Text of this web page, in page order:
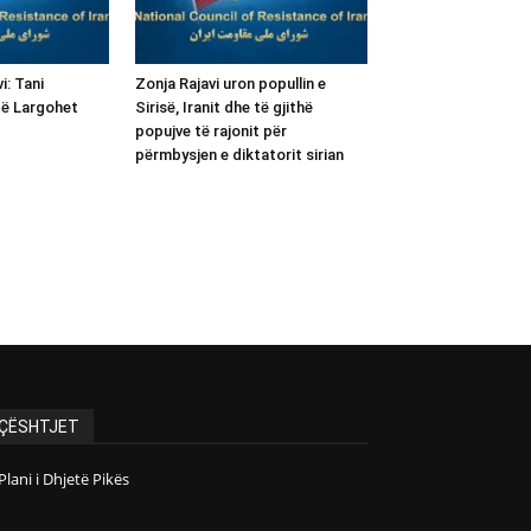
Tani
Largohet
Zonja Rajavi uron popullin e
Sirisë, Iranit dhe të gjithë
popujve të rajonit për
përmbysjen e diktatorit sirian
i Dhjetë Pikës